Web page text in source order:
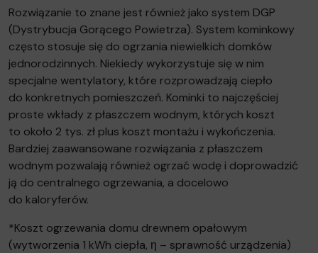
Rozwiązanie to znane jest również jako system DGP
(Dystrybucja Gorącego Powietrza). System kominkowy
często stosuje się do ogrzania niewielkich domków
jednorodzinnych. Niekiedy wykorzystuje się w nim
specjalne wentylatory, które rozprowadzają ciepło
do konkretnych pomieszczeń. Kominki to najczęściej
proste wkłady z płaszczem wodnym, których koszt
to około 2 tys. zł plus koszt montażu i wykończenia.
Bardziej zaawansowane rozwiązania z płaszczem
wodnym pozwalają również ogrzać wodę i doprowadzić
ją do centralnego ogrzewania, a docelowo
do kaloryferów.
*Koszt ogrzewania domu drewnem opałowym
(wytworzenia 1 kWh ciepła, η – sprawność urządzenia)